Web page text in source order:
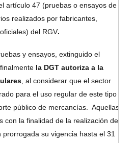
artículo 47 (pruebas o ensayos de
realizados por fabricantes,
del RGV.
y ensayos, extinguido el
la DGT autoriza a la
, al considerar que el sector
para el uso regular de este tipo
público de mercancías. Aquellas
con la finalidad de la realización de
su vigencia hasta el 31